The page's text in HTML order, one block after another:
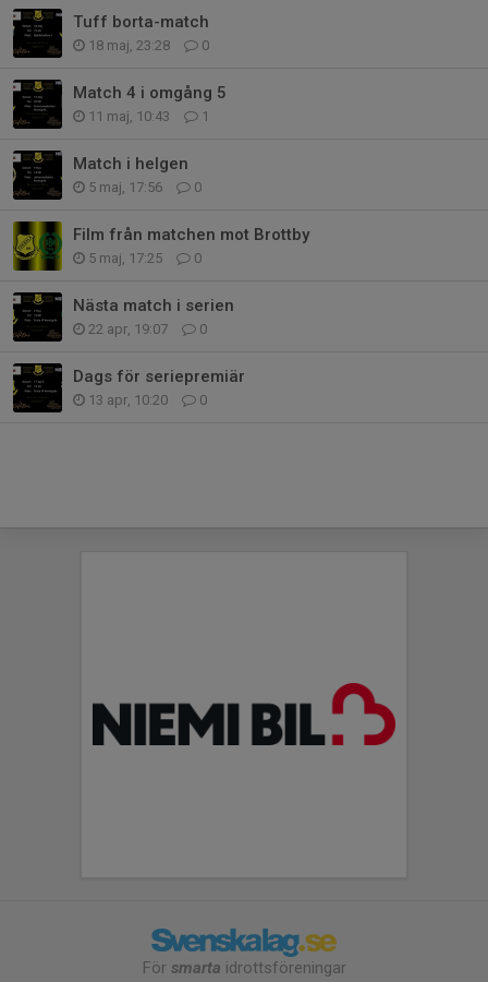
Tuff borta-match
18 maj, 23:28 0
Match 4 i omgång 5
11 maj, 10:43 1
Match i helgen
5 maj, 17:56 0
Film från matchen mot Brottby
5 maj, 17:25 0
Nästa match i serien
22 apr, 19:07 0
Dags för seriepremiär
13 apr, 10:20 0
För smarta idrottsföreningar